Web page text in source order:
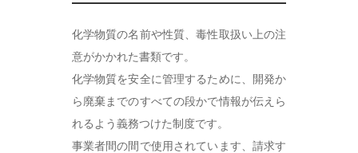
化学物質の名前や性質、毒性取扱い上の注
意がかかれた書類です。
化学物質を安全に管理するために、開発か
ら廃棄までのすべての段かで情報が伝えら
れるよう義務つけた制度です。
事業者間の間で使用されています、請求す